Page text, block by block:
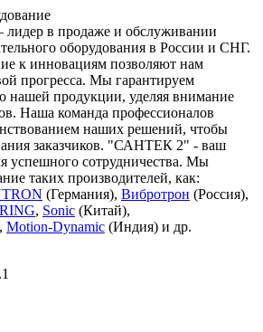
в продаже и обслуживании
оборудования в России и СНГ.
к инновациям позволяют нам
прогресса. Мы гарантируем
нашей продукции, уделяя внимание
Наша команда профессионалов
наших решений, чтобы
заказчиков. "САНТЕК 2" - ваш
успешного сотрудничества. Мы
таких производителей, как:
(Германия), Вибротрон (Россия),
, Sonic (Китай),
Motion-Dynamic (Индия) и др.